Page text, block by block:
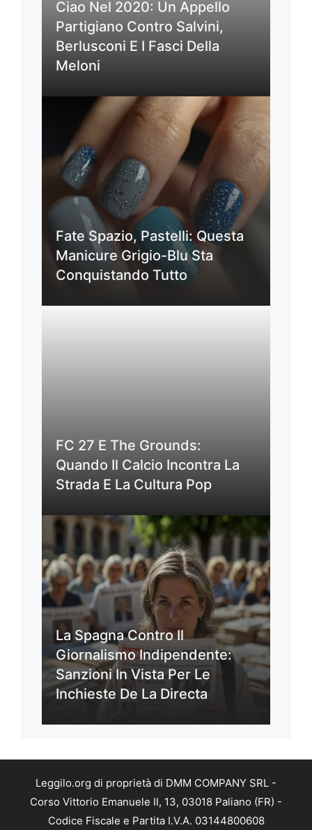
Ciao Nel 2020: Un Appello
Partigiano Contro Salvini,
Berlusconi E I Fasci Della
Meloni
Fate Spazio, Pastelli: Questa
Manicure Grigio-Blu Sta
Conquistando Tutto
FC 27 E The Grounds:
Quando Il Calcio Incontra La
Strada E La Cultura Pop
La Spagna Contro Il
Giornalismo Indipendente:
Sanzioni In Vista Per Le
Inchieste De La Directa
Leggilo.org di proprietà di DMM COMPANY SRL -
Corso Vittorio Emanuele II, 13, 03018 Paliano (FR) -
Codice Fiscale e Partita I.V.A. 03144800608